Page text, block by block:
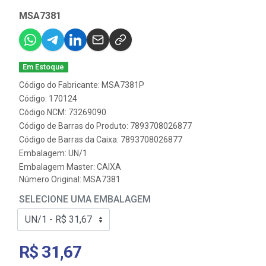
MSA7381
Em Estoque
Código do Fabricante: MSA7381P
Código: 170124
Código NCM: 73269090
Código de Barras do Produto: 7893708026877
Código de Barras da Caixa: 7893708026877
Embalagem: UN/1
Embalagem Master: CAIXA
Número Original: MSA7381
SELECIONE UMA EMBALAGEM
R$ 31,67